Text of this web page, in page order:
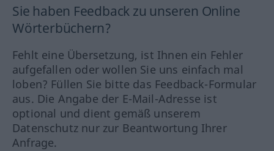
Sie haben Feedback zu unseren Online
Wörterbüchern?
Fehlt eine Übersetzung, ist Ihnen ein Fehler
aufgefallen oder wollen Sie uns einfach mal
loben? Füllen Sie bitte das Feedback-Formular
aus. Die Angabe der E-Mail-Adresse ist
optional und dient gemäß unserem
Datenschutz nur zur Beantwortung Ihrer
Anfrage.